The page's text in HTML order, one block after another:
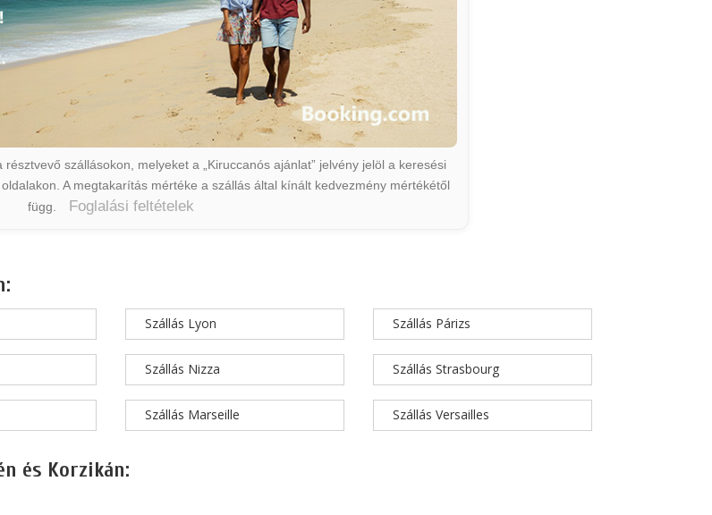
szállásokon, melyeket a „Kiruccanós ajánlat” jelvény jelöl a keresési
A megtakarítás mértéke a szállás által kínált kedvezmény mértékétől
függ.
Foglalási feltételek
Szállás Lyon
Szállás Nizza
Szállás Marseille
Szállás Párizs
Szállás Strasbourg
Szállás Versailles
és Korzikán: